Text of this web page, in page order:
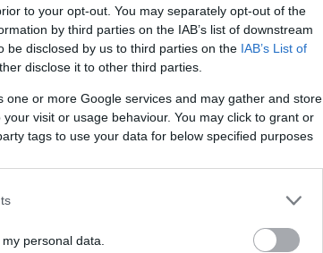
to your opt-out. You may separately opt-out of the
by third parties on the IAB’s list of downstream
be disclosed by us to third parties on the IAB’s List of
disclose it to other third parties.
one or more Google services and may gather and store
visit or usage behaviour. You may click to grant or
tags to use your data for below specified purposes
personal data.